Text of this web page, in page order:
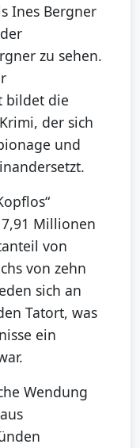
Ines Bergner
zu sehen.
bildet die
der sich
und
Millionen
von
von zehn
sich an
Tatort, was
ein
Wendung